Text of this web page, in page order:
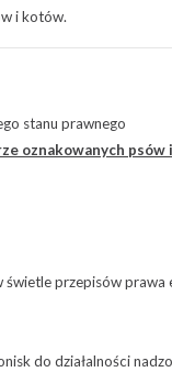
i kotów.
stanu prawnego
oznakowanych psów
przepisów
do działalności